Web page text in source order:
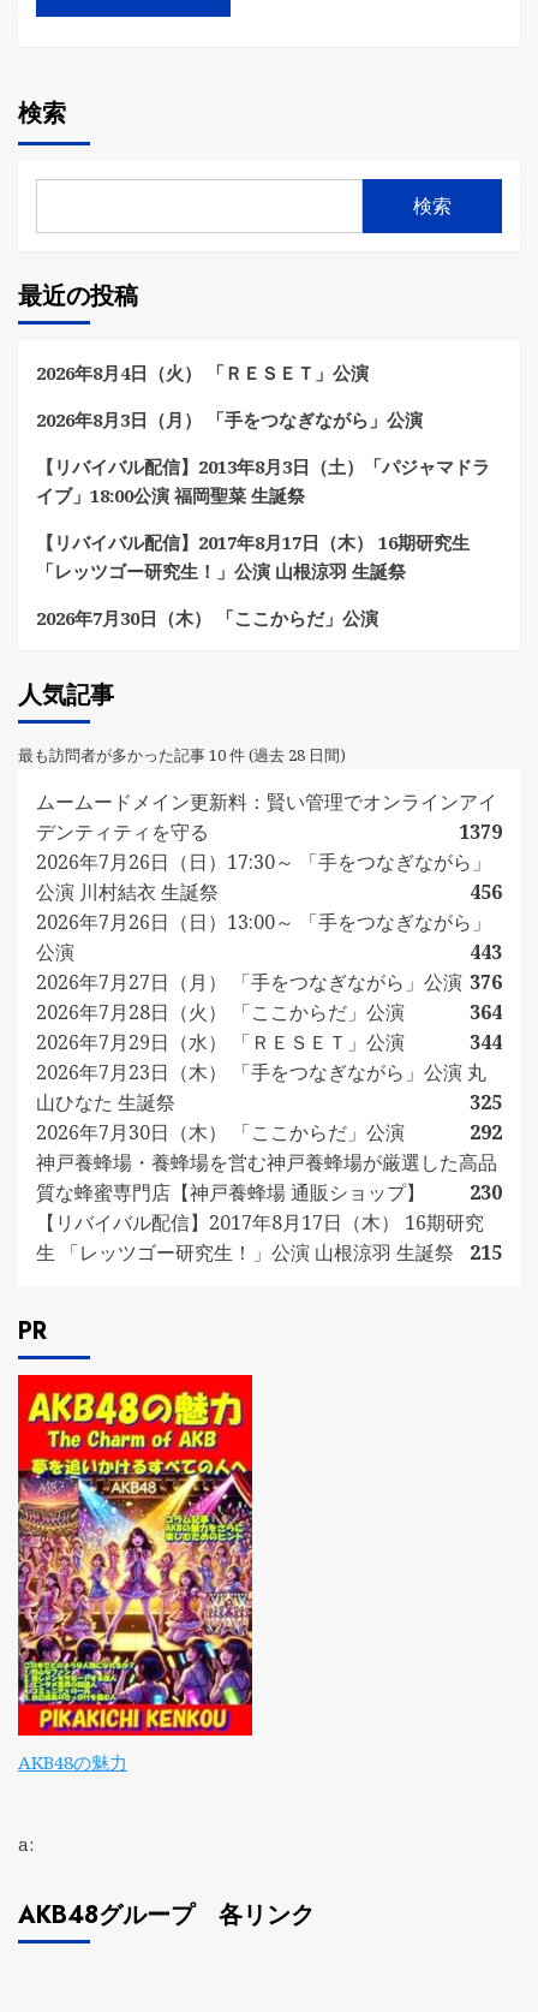
検索
検索
最近の投稿
2026年8月4日（火） 「ＲＥＳＥＴ」公演
2026年8月3日（月） 「手をつなぎながら」公演
【リバイバル配信】2013年8月3日（土）「パジャマドラ
イブ」18:00公演 福岡聖菜 生誕祭
【リバイバル配信】2017年8月17日（木） 16期研究生
「レッツゴー研究生！」公演 山根涼羽 生誕祭
2026年7月30日（木） 「ここからだ」公演
人気記事
最も訪問者が多かった記事 10 件 (過去 28 日間)
ムームードメイン更新料：賢い管理でオンラインアイ
デンティティを守る
1379
2026年7月26日（日）17:30～ 「手をつなぎながら」
公演 川村結衣 生誕祭
456
2026年7月26日（日）13:00～ 「手をつなぎながら」
公演
443
2026年7月27日（月） 「手をつなぎながら」公演 376
2026年7月28日（火） 「ここからだ」公演
364
2026年7月29日（水） 「ＲＥＳＥＴ」公演
344
2026年7月23日（木） 「手をつなぎながら」公演 丸
山ひなた 生誕祭
325
2026年7月30日（木） 「ここからだ」公演
292
神戸養蜂場・養蜂場を営む神戸養蜂場が厳選した高品
質な蜂蜜専門店【神戸養蜂場 通販ショップ】
230
【リバイバル配信】2017年8月17日（木） 16期研究
生 「レッツゴー研究生！」公演 山根涼羽 生誕祭
215
PR
AKB48の魅力
a:
AKB48グループ 各リンク